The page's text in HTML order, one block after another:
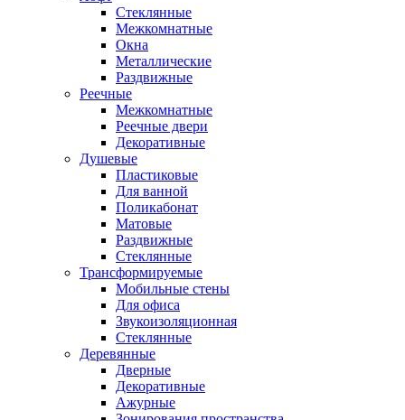
Стеклянные
Межкомнатные
Окна
Металлические
Раздвижные
Реечные
Межкомнатные
Реечные двери
Декоративные
Душевые
Пластиковые
Для ванной
Поликабонат
Матовые
Раздвижные
Стеклянные
Трансформируемые
Мобильные стены
Для офиса
Звукоизоляционная
Стеклянные
Деревянные
Дверные
Декоративные
Ажурные